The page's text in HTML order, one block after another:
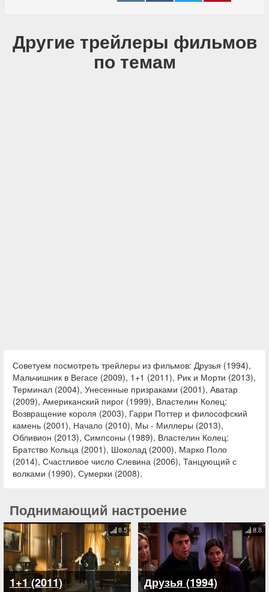
Другие трейлеры фильмов
по темам
Советуем посмотреть трейлеры из фильмов: Друзья (1994),
Мальчишник в Вегасе (2009), 1+1 (2011), Рик и Морти (2013),
Терминал (2004), Унесенные призраками (2001), Аватар
(2009), Американский пирог (1999), Властелин Колец:
Возвращение короля (2003), Гарри Поттер и философский
камень (2001), Начало (2010), Мы - Миллеры (2013),
Обливион (2013), Симпсоны (1989), Властелин Колец:
Братство Кольца (2001), Шоколад (2000), Марко Поло
(2014), Счастливое число Слевина (2006), Танцующий с
волками (1990), Сумерки (2008).
Поднимающий настроение
1+1 (2011)
8.5
Друзья (1994)
8.8